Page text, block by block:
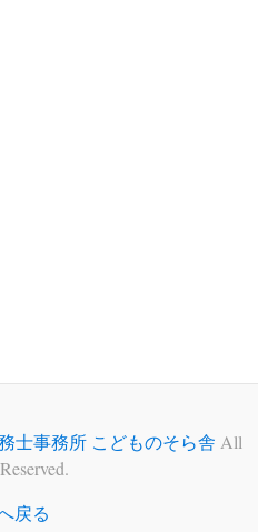
士事務所 こどものそら舎 All
戻る